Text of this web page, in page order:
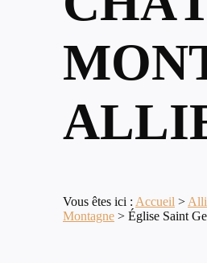
Vous êtes ici : Accueil >
Montagne > Église Saint